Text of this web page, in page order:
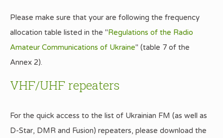
Please make sure that your are following the frequency
allocation table listed in the "Regulations of the Radio
Amateur Communications of Ukraine" (table 7 of the
Annex 2).
VHF/UHF repeaters
For the quick access to the list of Ukrainian FM (as well as
D-Star, DMR and Fusion) repeaters, please download the